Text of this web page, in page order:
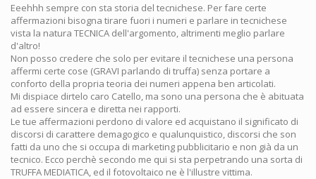
Eeehhh sempre con sta storia del tecnichese. Per fare certe
affermazioni bisogna tirare fuori i numeri e parlare in tecnichese
vista la natura TECNICA dell'argomento, altrimenti meglio parlare
d'altro!
Non posso credere che solo per evitare il tecnichese una persona
affermi certe cose (GRAVI parlando di truffa) senza portare a
conforto della propria teoria dei numeri appena ben articolati.
Mi dispiace dirtelo caro Catello, ma sono una persona che è abituata
ad essere sincera e diretta nei rapporti.
Le tue affermazioni perdono di valore ed acquistano il significato di
discorsi di carattere demagogico e qualunquistico, discorsi che son
fatti da uno che si occupa di marketing pubblicitario e non già da un
tecnico. Ecco perchè secondo me qui si sta perpetrando una sorta di
TRUFFA MEDIATICA, ed il fotovoltaico ne è l'illustre vittima.